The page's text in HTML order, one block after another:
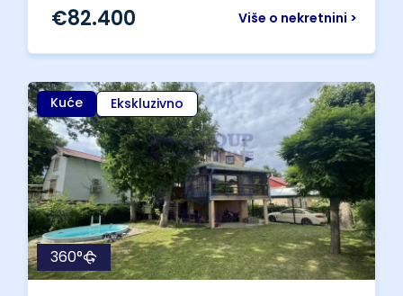
Više o nekretnini >
€82.400
Kuće Ekskluzivno
360°